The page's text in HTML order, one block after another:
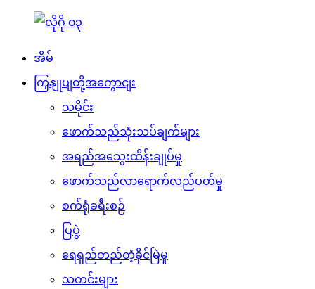
အိမ်
ကြှနျုပျတို့အကွောငျး
သမိုင်း
ဖောက်သည်သုံးသပ်ချက်များ
အရည်အသွေးထိန်းချုပ်မှု
ဖောက်သည်လာရောက်လည်ပတ်မှု
စက်ရုံခရီးစဉ်
ပြပွဲ
ရေရှည်တည်တံ့ခိုင်မြဲမှု
သတင်းများ